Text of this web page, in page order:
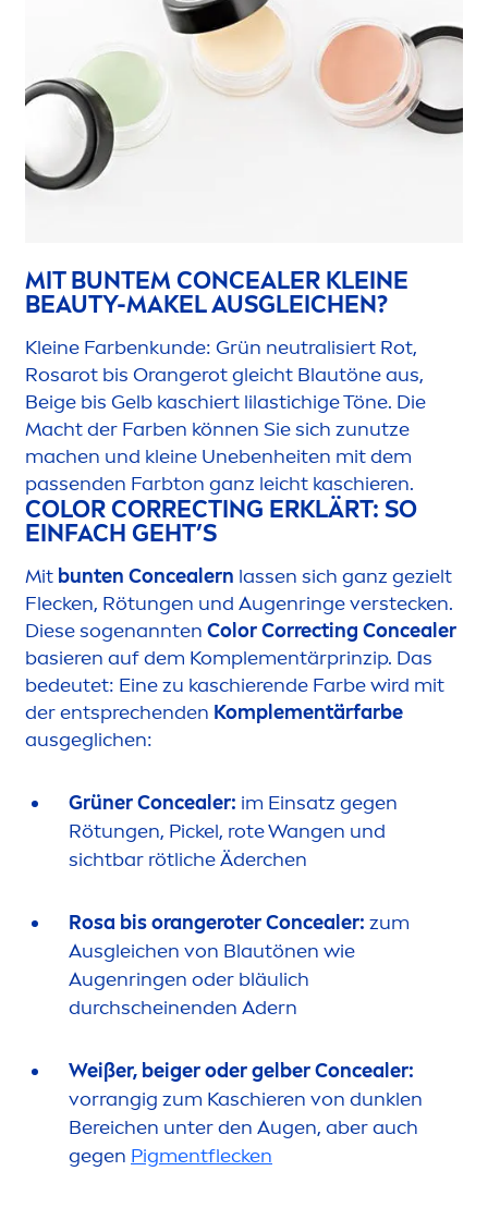
MIT BUNTEM CONCEALER KLEINE
BEAUTY-MAKEL AUSGLEICHEN?
Kleine Farbenkunde: Grün neutralisiert Rot,
Rosarot bis Orangerot gleicht Blautöne aus,
Beige bis Gelb kaschiert lilastichige Töne. Die
Macht der Farben können Sie sich zunutze
machen und kleine Unebenheiten mit dem
passenden Farbton ganz leicht kaschieren.
COLORCORRECTING ERKLÄRT: SO
EINFACH GEHT’S
Mit bunten Concealern lassen sich ganz gezielt
Flecken, Rötungen und Augenringe verstecken.
Diese sogenannten ColorCorrecting Concealer
basieren auf dem Komplementärprinzip. Das
bedeutet: Eine zu kaschierende Farbe wird mit
der entsprechenden Komplementärfarbe
ausgeglichen:
Grüner Concealer: im Einsatz gegen
Rötungen, Pickel, rote Wangen und
sichtbar rötliche Äderchen
Rosa bis orangeroter Concealer: zum
Ausgleichen von Blautönen wie
Augenringen oder bläulich
durchscheinenden Adern
Weißer, beiger oder gelber Concealer:
vorrangig zum Kaschieren von dunklen
Bereichen unter den Augen, aber auch
gegen Pigmentflecken